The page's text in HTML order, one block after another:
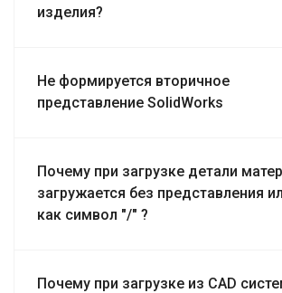
изделия?
Не формируется вторичное
представление SolidWorks
Почему при загрузке детали
загружается без представления
как символ "/" ?
Почему при загрузке из CAD